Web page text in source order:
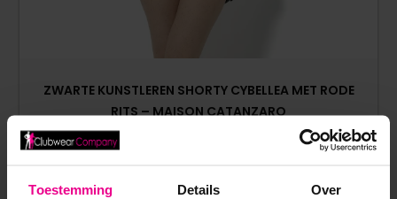
Toestemming Details Over
ZWARTE KUNSTLEREN SHORTY CYBELLEA MET RODE
RITS – MAISON CATANZARO
5 werkdagen